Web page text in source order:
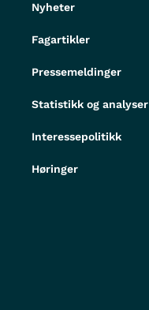
Nyheter
Fagartikler
Pressemeldinger
Statistikk og analyser
Interessepolitikk
Høringer